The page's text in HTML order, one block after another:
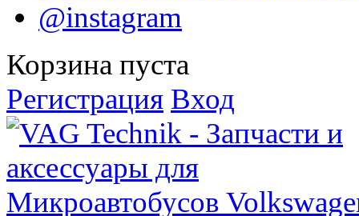
@instagram
Корзина пуста
Регистрация Вход